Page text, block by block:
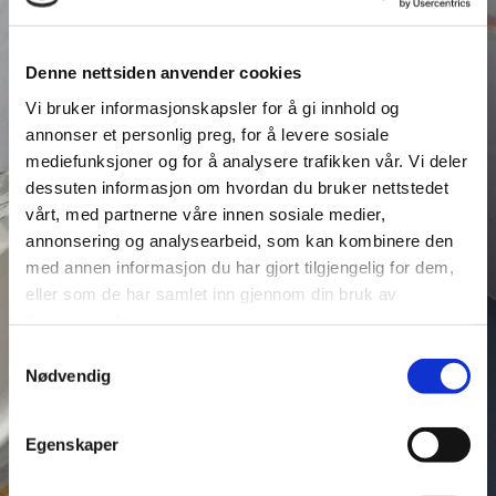
Denne nettsiden anvender cookies
Vi bruker informasjonskapsler for å gi innhold og
annonser et personlig preg, for å levere sosiale
mediefunksjoner og for å analysere trafikken vår. Vi deler
dessuten informasjon om hvordan du bruker nettstedet
vårt, med partnerne våre innen sosiale medier,
annonsering og analysearbeid, som kan kombinere den
med annen informasjon du har gjort tilgjengelig for dem,
eller som de har samlet inn gjennom din bruk av
Nødvendig
Egenskaper